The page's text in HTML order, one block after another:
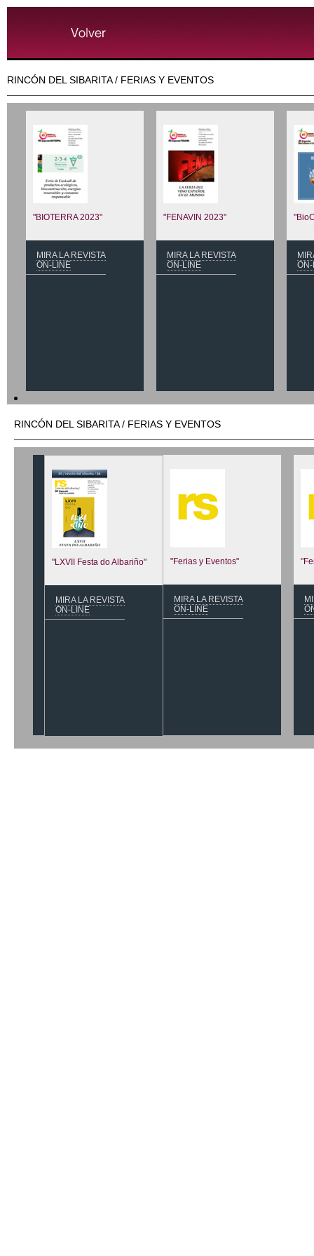
RINCÓN DEL SIBARITA / FERIAS Y EVENTOS
"BIOTERRA 2023"
MIRA LA REVISTA
ON-LINE
"FENAVIN 2023"
MIRA LA REVISTA
ON-LINE
RINCÓN DEL SIBARITA / FERIAS Y EVENTOS
"LXVII Festa do Albariño"
MIRA LA REVISTA
ON-LINE
"Ferias y Eventos"
MIRA LA REVISTA
ON-LINE